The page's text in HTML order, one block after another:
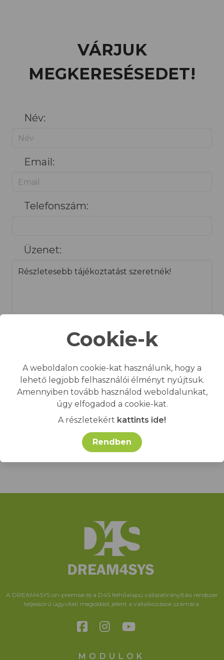
VÁRJUK
MEGKERESÉSEDET!
Név:
Email:
Telefonszám:
Üzenet:
Elfogadom azADATKEZELÉSI
SZABÁLYZATOT.
KÜLDÉS
A DREAM4SYS on-premise és a D4S felhőalapú vállalatirányítási rendszer
teljeskörű ügyviteli megoldást jelent a vállalkozások számára.
MODULOK
Cookie-k
A weboldalon cookie-kat használunk, hogy a
lehető legjobb felhasználói élményt nyújtsuk.
Amennyiben tovább használod weboldalunkat,
úgy elfogadod a cookie-kat.
A részletekért kattints ide!
Rendben